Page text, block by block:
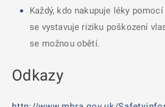
Každý, kdo nakupuje léky
se vystavuje riziku poškození
se možnou obětí.
Odkazy